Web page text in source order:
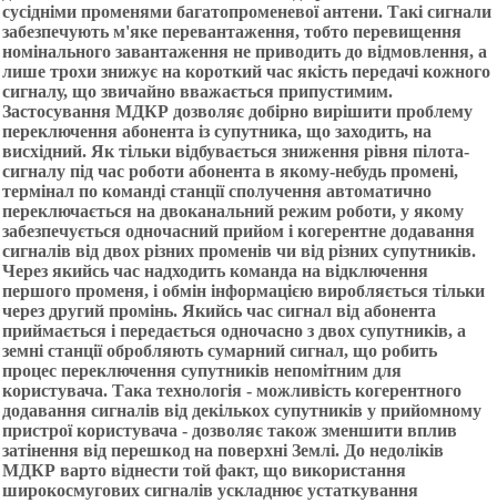
сусідніми променями багатопроменевої антени. Такі сигнали
забезпечують м'яке перевантаження, тобто перевищення
номінального завантаження не приводить до відмовлення, а
лише трохи знижує на короткий час якість передачі кожного
сигналу, що звичайно вважається припустимим.
Застосування МДКР дозволяє добірно вирішити проблему
переключення абонента із супутника, що заходить, на
висхідний. Як тільки відбувається зниження рівня пілота-
сигналу під час роботи абонента в якому-небудь промені,
термінал по команді станції сполучення автоматично
переключається на двоканальний режим роботи, у якому
забезпечується одночасний прийом і когерентне додавання
сигналів від двох різних променів чи від різних супутників.
Через якийсь час надходить команда на відключення
першого променя, і обмін інформацією виробляється тільки
через другий промінь. Якийсь час сигнал від абонента
приймається і передається одночасно з двох супутників, а
земні станції обробляють сумарний сигнал, що робить
процес переключення супутників непомітним для
користувача. Така технологія - можливість когерентного
додавання сигналів від декількох супутників у прийомному
пристрої користувача - дозволяє також зменшити вплив
затінення від перешкод на поверхні Землі. До недоліків
МДКР варто віднести той факт, що використання
широкосмугових сигналів ускладнює устаткування